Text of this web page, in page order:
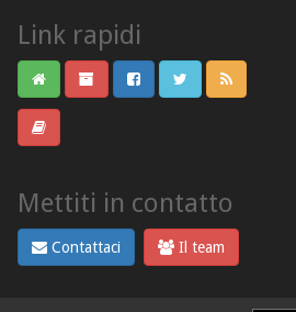
Link rapidi
Mettiti in contatto
Contattaci Il team